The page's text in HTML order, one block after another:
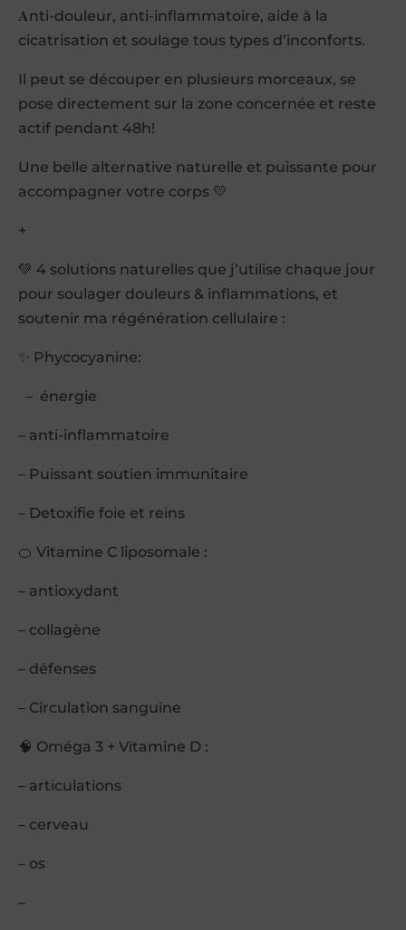
𝐀nti-douleur, anti-inflammatoire, aide à la
cicatrisation et soulage tous types d’inconforts.
Il peut se découper en plusieurs morceaux, se
pose directement sur la zone concernée et reste
actif pendant 48h!
Une belle alternative naturelle et puissante pour
accompagner votre corps 💛
+
💚 4 solutions naturelles que j’utilise chaque jour
pour soulager douleurs & inflammations, et
soutenir ma régénération cellulaire :
✨ Phycocyanine:
– énergie
– anti-inflammatoire
– Puissant soutien immunitaire
– Detoxifie foie et reins
🍊 Vitamine C liposomale :
– antioxydant
– collagène
– défenses
– Circulation sanguine
🧠 Oméga 3 + Vitamine D :
– articulations
– cerveau
– os
–